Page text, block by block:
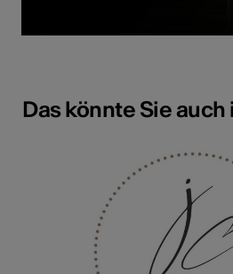
Das könnte Sie